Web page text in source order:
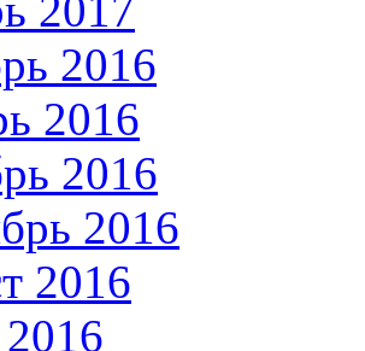
2016
2016
2016
2016
2016